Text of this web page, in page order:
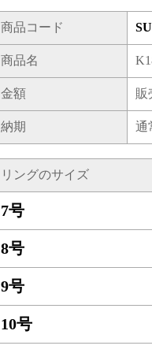
商品コード
商品名
金額 販
納期 通
リングのサイズ
7号
8号
9号
10号